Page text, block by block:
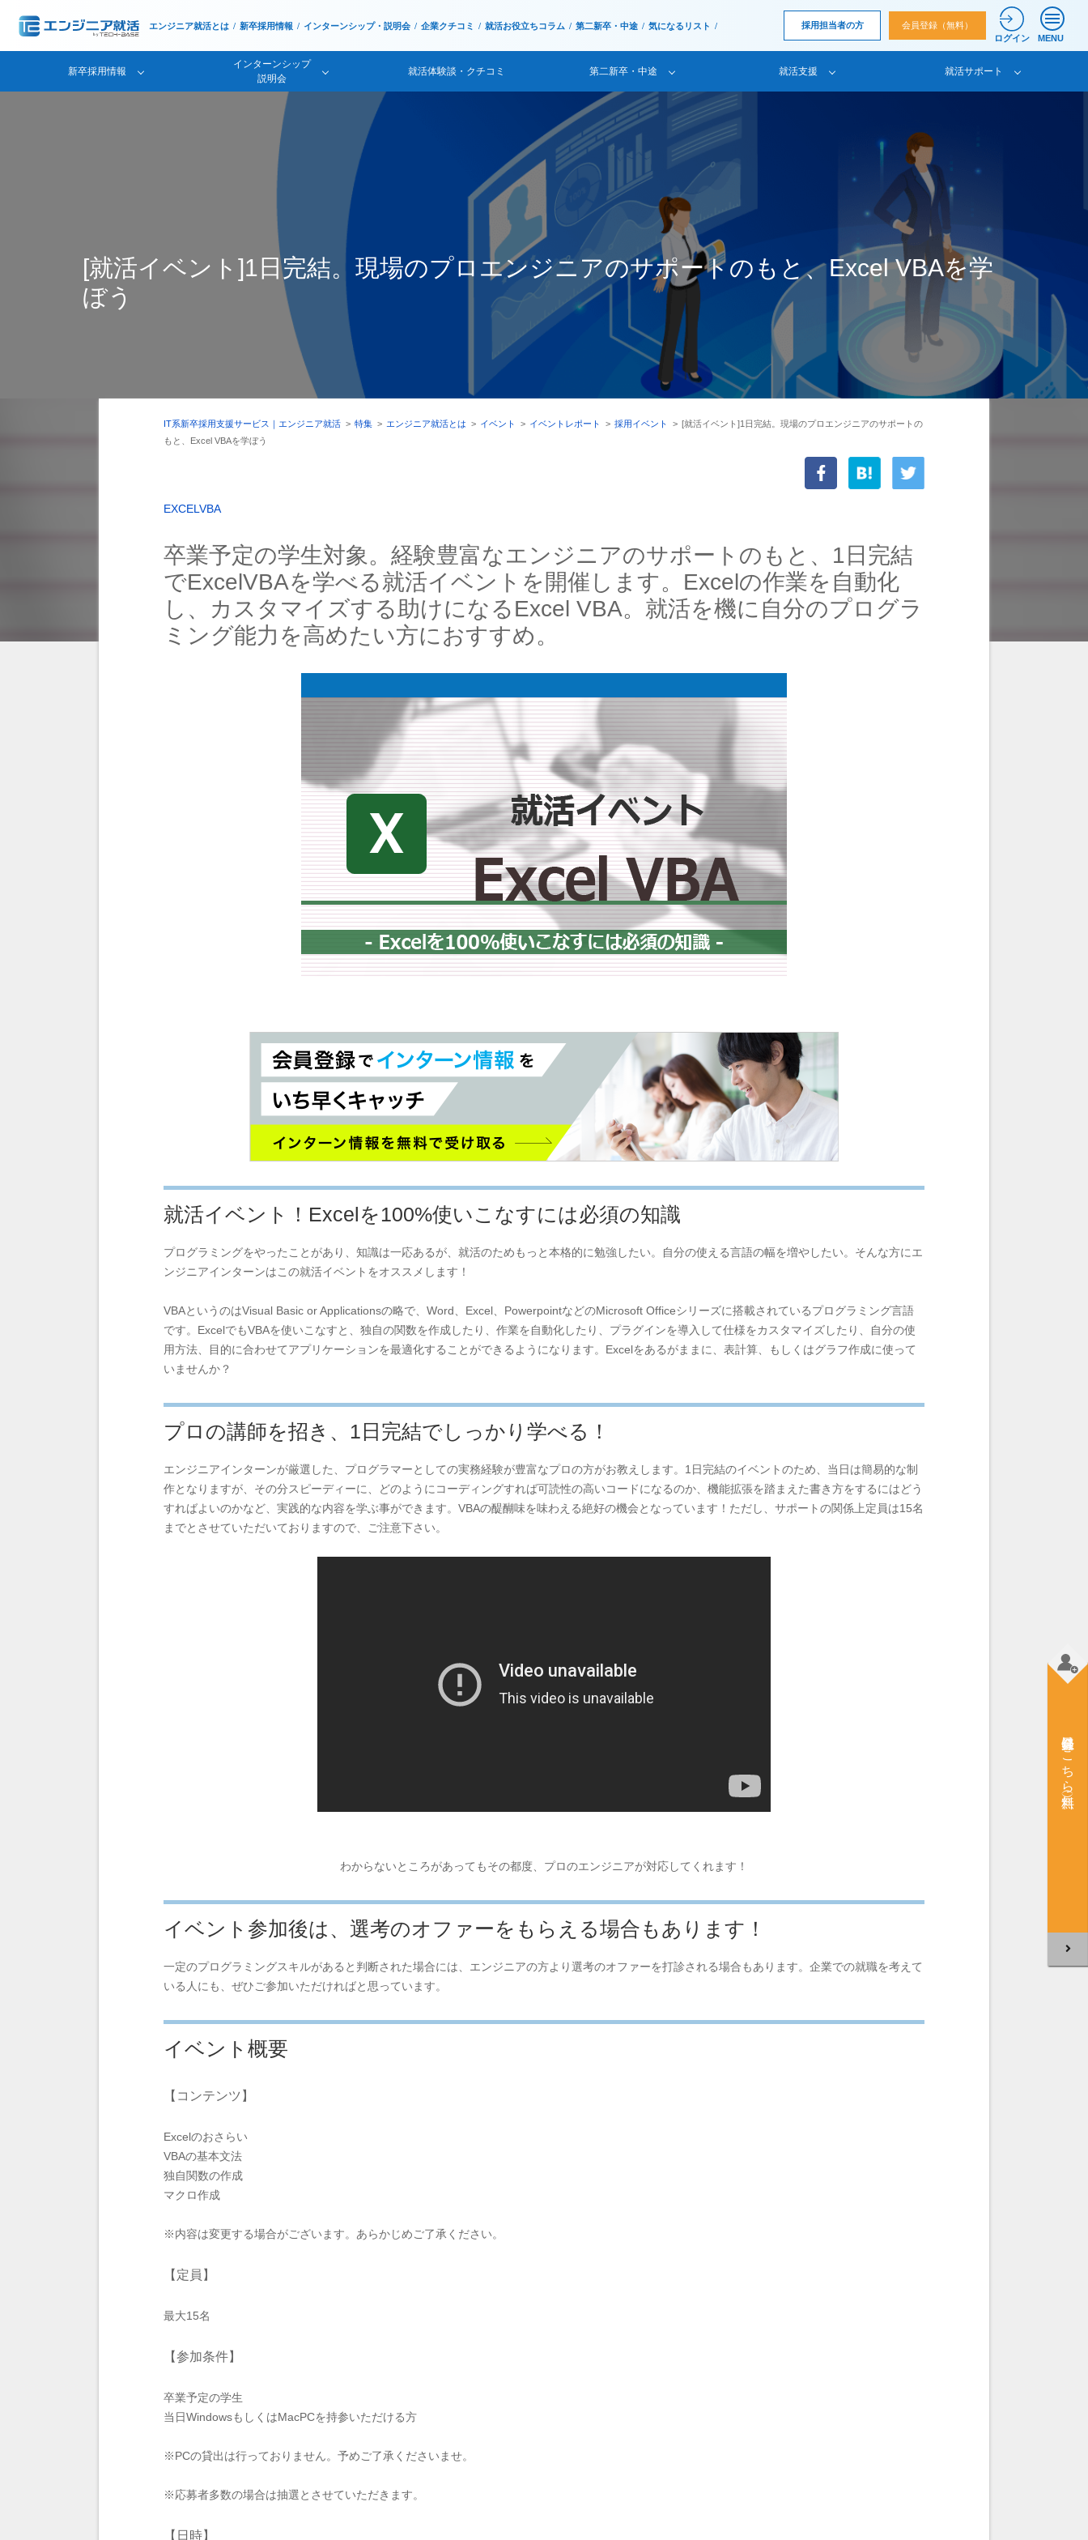
エンジニア就活とは 新卒採用情報 インターンシップ・説明会 企業クチコミ 就活お役立ちコラム 第二新卒・中途 気になるリスト 採用担当者の方
会員登録（無料）
ログイン
MENU
新卒採用情報
インターンシップ
説明会
就活体験談・クチコミ 第二新卒・中途 就活支援 就活サポート
[就活イベント]1日完結。現場のプロエンジニアのサポートのもと、Excel VBAを学
ぼう
IT系新卒採用支援サービス｜エンジニア就活 > 特集 > エンジニア就活とは > イベント > イベントレポート > 採用イベント > [就活イベント]1日完結。現場のプロエンジニアのサポートの
もと、Excel VBAを学ぼう
EXCEL VBA
卒業予定の学生対象。経験豊富なエンジニアのサポートのもと、1日完結
でExcelVBAを学べる就活イベントを開催します。Excelの作業を自動化
し、カスタマイズする助けになるExcel VBA。就活を機に自分のプログラ
ミング能力を高めたい方におすすめ。
就活イベント！Excelを100%使いこなすには必須の知識
プログラミングをやったことがあり、知識は一応あるが、就活のためもっと本格的に勉強したい。自分の使える言語の幅を増やしたい。そんな方にエ
ンジニアインターンはこの就活イベントをオススメします！
VBAというのはVisual Basic or Applicationsの略で、Word、Excel、PowerpointなどのMicrosoft Officeシリーズに搭載されているプログラミング言語
です。ExcelでもVBAを使いこなすと、独自の関数を作成したり、作業を自動化したり、プラグインを導入して仕様をカスタマイズしたり、自分の使
用方法、目的に合わせてアプリケーションを最適化することができるようになります。Excelをあるがままに、表計算、もしくはグラフ作成に使って
いませんか？
プロの講師を招き、1日完結でしっかり学べる！
エンジニアインターンが厳選した、プログラマーとしての実務経験が豊富なプロの方がお教えします。1日完結のイベントのため、当日は簡易的な制
作となりますが、その分スピーディーに、どのようにコーディングすれば可読性の高いコードになるのか、機能拡張を踏まえた書き方をするにはどう
すればよいのかなど、実践的な内容を学ぶ事ができます。VBAの醍醐味を味わえる絶好の機会となっています！ただし、サポートの関係上定員は15名
までとさせていただいておりますので、ご注意下さい。
わからないところがあってもその都度、プロのエンジニアが対応してくれます！
イベント参加後は、選考のオファーをもらえる場合もあります！
一定のプログラミングスキルがあると判断された場合には、エンジニアの方より選考のオファーを打診される場合もあります。企業での就職を考えて
いる人にも、ぜひご参加いただければと思っています。
イベント概要
【コンテンツ】
Excelのおさらい
VBAの基本文法
独自関数の作成
マクロ作成
※内容は変更する場合がございます。あらかじめご了承ください。
【定員】
最大15名
【参加条件】
卒業予定の学生
当日WindowsもしくはMacPCを持参いただける方
※PCの貸出は行っておりません。予めご了承くださいませ。
※応募者多数の場合は抽選とさせていただきます。
【日時】
会員登録はこちら（無料）